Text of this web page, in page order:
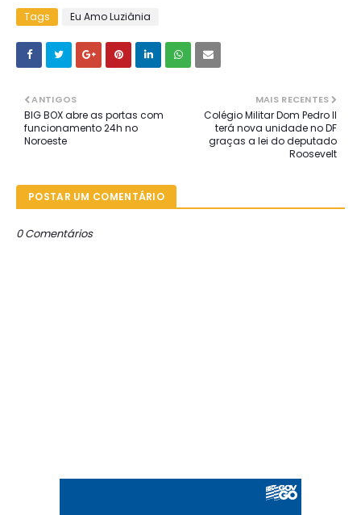
Tags Eu Amo Luziânia
MAIS RECENTES
Colégio Militar Dom Pedro II
terá nova unidade no DF
graças a lei do deputado
Roosevelt
ANTIGOS
BIG BOX abre as portas com
funcionamento 24h no
Noroeste
POSTAR UM COMENTÁRIO
0 Comentários